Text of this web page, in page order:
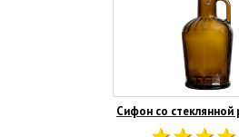
Сифон со стеклянной